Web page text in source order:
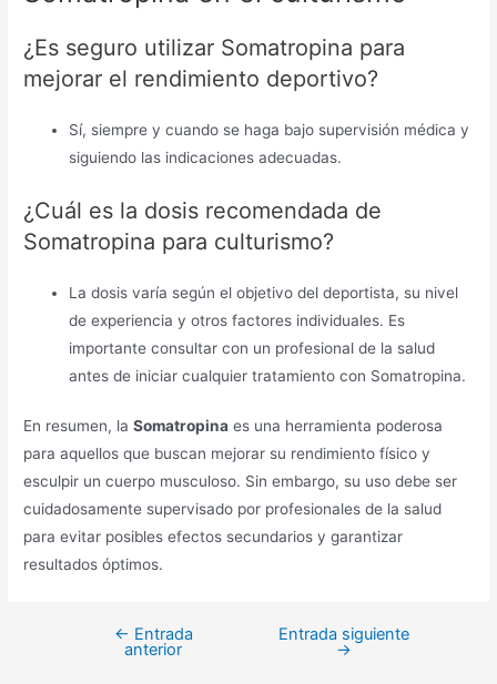
¿Es seguro utilizar Somatropina para
mejorar el rendimiento deportivo?
Sí, siempre y cuando se haga bajo supervisión médica y
siguiendo las indicaciones adecuadas.
¿Cuál es la dosis recomendada de
Somatropina para culturismo?
La dosis varía según el objetivo del deportista, su nivel
de experiencia y otros factores individuales. Es
importante consultar con un profesional de la salud
antes de iniciar cualquier tratamiento con Somatropina.
En resumen, laSomatropina es una herramienta poderosa
para aquellos que buscan mejorar su rendimiento físico y
esculpir un cuerpo musculoso. Sin embargo, su uso debe ser
cuidadosamente supervisado por profesionales de la salud
para evitar posibles efectos secundarios y garantizar
resultados óptimos.
Navegación
← Entrada
anterior
Entrada siguiente
→